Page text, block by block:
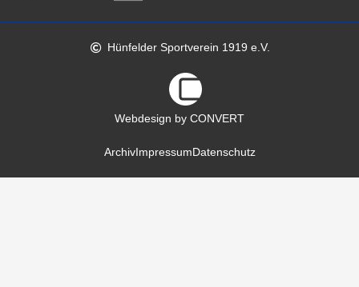
Hünfelder Sportverein 1919 e.V.
Webdesign by CONVERT
ArchivImpressum Datenschutz